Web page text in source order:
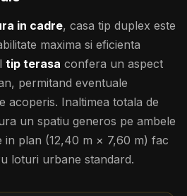
in cadre, casa tip duplex este
maxima si eficienta
tip terasa confera un aspect
permitand eventuale
acoperis. Inaltimea totala de
un spatiu generos pe ambele
in plan (12,40 m × 7,60 m) fac
loturi urbane standard.